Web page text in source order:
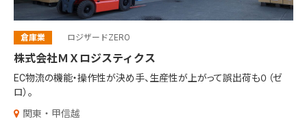
倉庫業 ロジザードZERO
株式会社ＭＸロジスティクス
EC物流の機能・操作性が決め手、 生産性が上がって誤出荷も０（ゼ
ロ）。
関東・甲信越